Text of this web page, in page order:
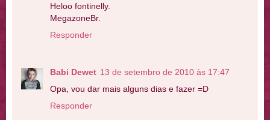
Heloo fontinelly.
MegazoneBr.
Responder
Babi Dewet 13 de setembro de 2010 às 17:47
Opa, vou dar mais alguns dias e fazer =D
Responder